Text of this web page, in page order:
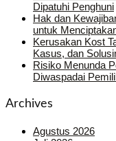
Dipatuhi Penghuni
Hak dan
untuk
Kerusakan Kost
Kasus, dan
Risiko Menunda
Diwaspadai
Archives
Agustus 2026